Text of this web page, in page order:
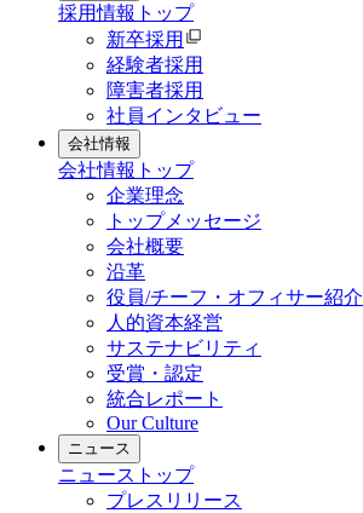
採用情報 トップ
新卒採用
経験者採用
障害者採用
社員インタビュー
会社情報
会社情報 トップ
企業理念
トップメッセージ
会社概要
沿革
役員/チーフ・オフィサー紹介
人的資本経営
サステナビリティ
受賞・認定
統合レポート
Our Culture
ニュース
ニュース トップ
プレスリリース